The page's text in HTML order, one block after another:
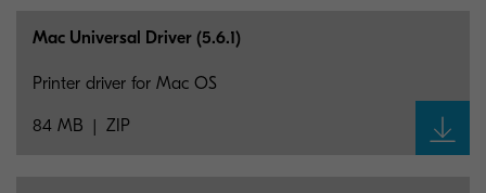
Mac Universal Driver (5.6.1)
84 MB ZIP
Printer driver for Mac OS